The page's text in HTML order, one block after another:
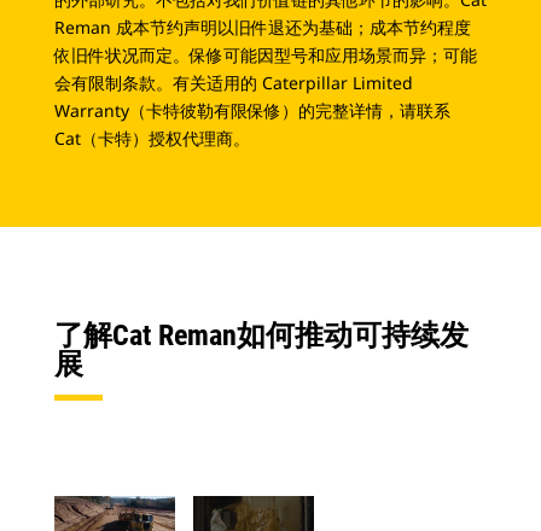
Reman 成本节约声明以旧件退还为基础；成本节约程度
依旧件状况而定。保修可能因型号和应用场景而异；可能
会有限制条款。有关适用的 Caterpillar Limited
Warranty（卡特彼勒有限保修）的完整详情，请联系
Cat（卡特）授权代理商。
了解Cat Reman如何推动可持续发
展